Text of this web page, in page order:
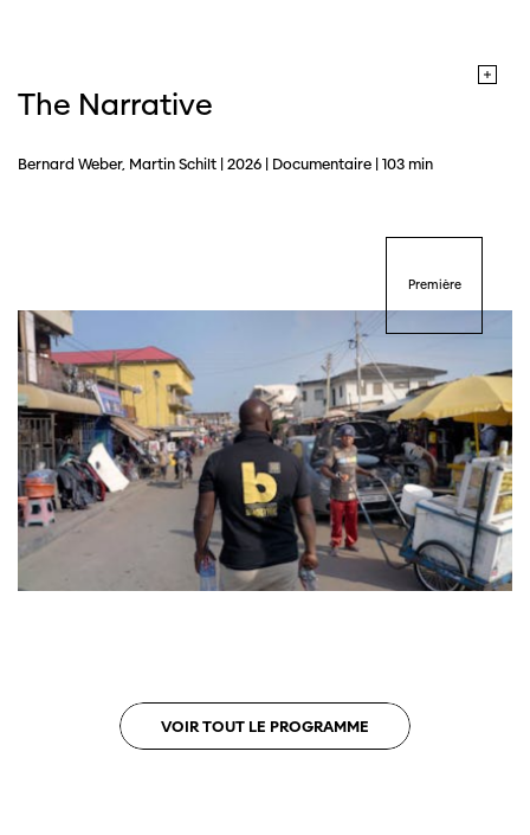
VOIR TOUT LE PROGRAMME
The Narrative
Bernard Weber, Martin Schilt | 2026 | Documentaire | 103 min
Première